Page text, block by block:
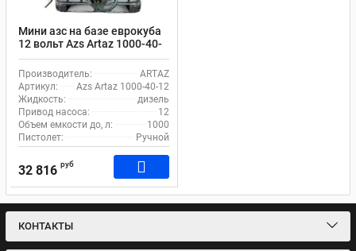
Мини азс на базе еврокуба
12 вольт Azs Artaz 1000-40-
12
Производитель:
ARTAZ
Артикул:
Azs Artaz 1000-40-12
Жидкость:
дизель
Привод насоса:
12
Объем емкости до, л:
1000
Пистолет:
Ручной
32 816 руб
КОНТАКТЫ